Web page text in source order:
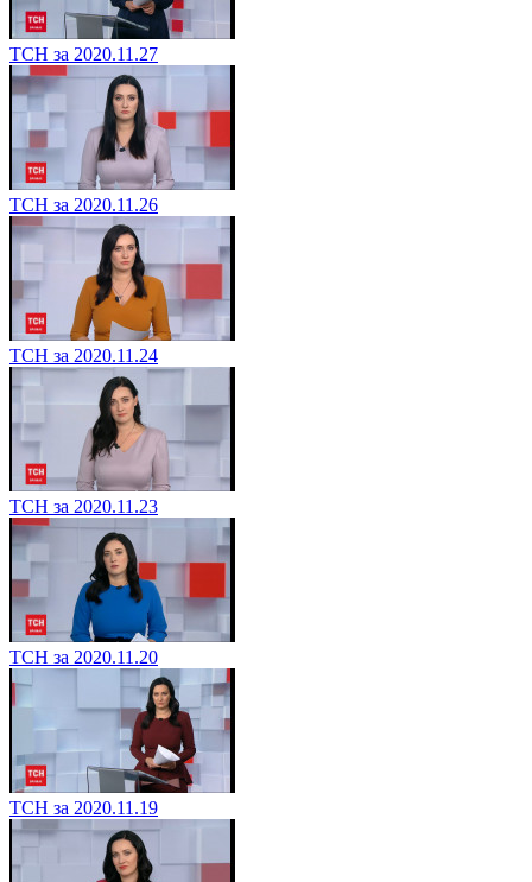
ТСН за 2020.11.27
ТСН за 2020.11.26
ТСН за 2020.11.24
ТСН за 2020.11.23
ТСН за 2020.11.20
ТСН за 2020.11.19